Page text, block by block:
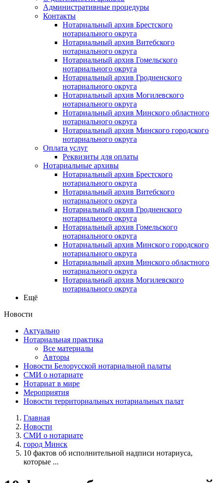
Административные процедуры
Контакты
Нотариальный архив Брестского
нотариального округа
Нотариальный архив Витебского
нотариального округа
Нотариальный архив Гомельского
нотариального округа
Нотариальный архив Гродненского
нотариального округа
Нотариальный архив Могилевского
нотариального округа
Нотариальный архив Минского областного
нотариального округа
Нотариальный архив Минского городского
нотариального округа
Оплата услуг
Реквизиты для оплаты
Нотариальные архивы
Нотариальный архив Брестского
нотариального округа
Нотариальный архив Витебского
нотариального округа
Нотариальный архив Гродненского
нотариального округа
Нотариальный архив Гомельского
нотариального округа
Нотариальный архив Минского городского
нотариального округа
Нотариальный архив Минского областного
нотариального округа
Нотариальный архив Могилевского
нотариального округа
Ещё
Новости
Актуально
Нотариальная практика
Все материалы
Авторы
Новости Белорусской нотариальной палаты
СМИ о нотариате
Нотариат в мире
Мероприятия
Новости территориальных нотариальных палат
Главная
Новости
СМИ о нотариате
город Минск
10 фактов об исполнительной надписи нотариуса,
которые ...